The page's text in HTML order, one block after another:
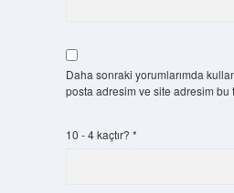
Daha sonraki yorumlarımda
posta adresim ve site adresim bu
10 - 4 kaçtır? *